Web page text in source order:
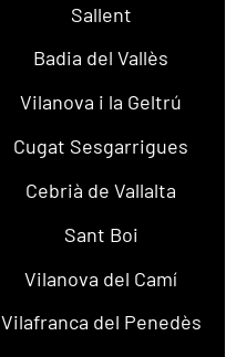
Sallent
Badia del Vallès
Vilanova i la Geltrú
Cugat Sesgarrigues
Cebrià de Vallalta
Sant Boi
Vilanova del Camí
Vilafranca del Penedès